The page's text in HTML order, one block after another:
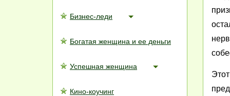
Бизнес-леди
Богатая женщина и ее деньги
Успешная женщина
Кино-коучинг